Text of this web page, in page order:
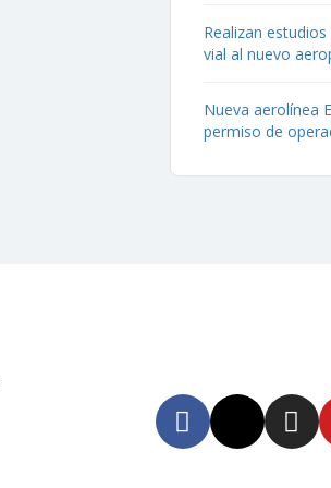
Realizan
vial al nuevo
Nueva aerolínea
permiso de